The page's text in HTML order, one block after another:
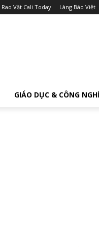
Rao Vặt Cali Today Làng Báo Việt
GIÁO DỤC & CÔNG